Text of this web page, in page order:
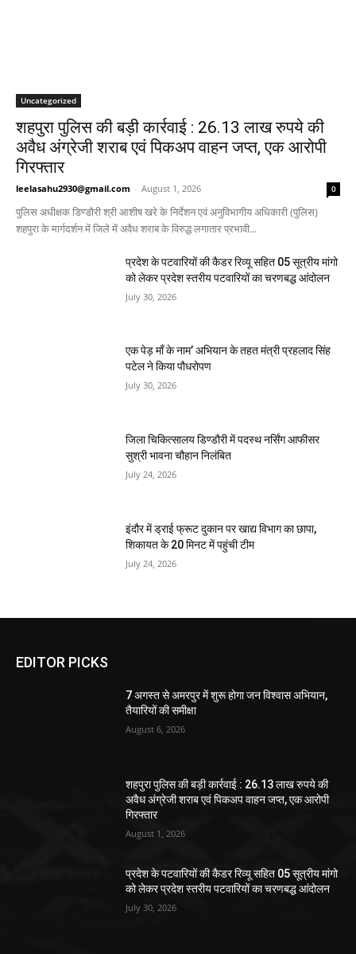
Uncategorized
शहपुरा पुलिस की बड़ी कार्रवाई : 26.13 लाख रुपये की
अवैध अंग्रेजी शराब एवं पिकअप वाहन जप्त, एक आरोपी
गिरफ्तार
leelasahu2930@gmail.com - August 1, 2026 0
पुलिस अधीक्षक डिण्डौरी श्री आशीष खरे के निर्देशन एवं अनुविभागीय अधिकारी (पुलिस)
शहपुरा के मार्गदर्शन में जिले में अवैध शराब के विरुद्ध लगातार प्रभावी...
प्रदेश के पटवारियों की कैडर रिव्यू सहित 05 सूत्रीय मांगो
को लेकर प्रदेश स्तरीय पटवारियों का चरणबद्ध आंदोलन
July 30, 2026
एक पेड़ माँ के नाम’ अभियान के तहत मंत्री प्रहलाद सिंह
पटेल ने किया पौधरोपण
July 30, 2026
जिला चिकित्सालय डिण्डौरी में पदस्थ नर्सिंग आफीसर
सुश्री भावना चौहान निलंबित
July 24, 2026
इंदौर में ड्राई फ्रूट दुकान पर खाद्य विभाग का छापा,
शिकायत के 20 मिनट में पहुंची टीम
July 24, 2026
EDITOR PICKS
7 अगस्त से अमरपुर में शुरू होगा जन विश्वास अभियान,
तैयारियों की समीक्षा
August 6, 2026
शहपुरा पुलिस की बड़ी कार्रवाई : 26.13 लाख रुपये की
अवैध अंग्रेजी शराब एवं पिकअप वाहन जप्त, एक आरोपी
गिरफ्तार
August 1, 2026
प्रदेश के पटवारियों की कैडर रिव्यू सहित 05 सूत्रीय मांगो
को लेकर प्रदेश स्तरीय पटवारियों का चरणबद्ध आंदोलन
July 30, 2026